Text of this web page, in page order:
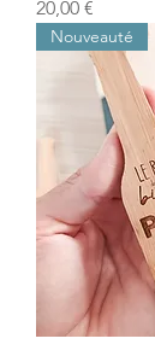
Prix
20,00 €
Nouveauté